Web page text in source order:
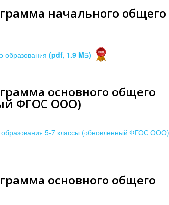
начального общего
образования (pdf, 1.9 MБ)
основного общего
ФГОС ООО)
5-7 классы (обновленный ФГОС ООО)
основного общего